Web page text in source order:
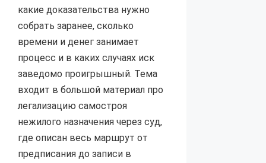
какие доказательства нужно
собрать заранее, сколько
времени и денег занимает
процесс и в каких случаях иск
заведомо проигрышный. Тема
входит в большой материал про
легализацию самостроя
нежилого назначения через суд,
где описан весь маршрут от
предписания до записи в